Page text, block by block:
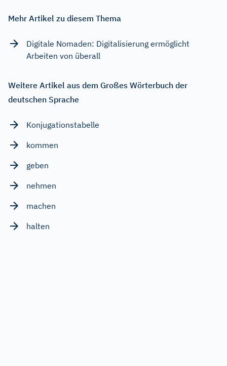
Mehr Artikel zu diesem Thema
Digitale Nomaden: Digitalisierung ermöglicht
Arbeiten von überall
Weitere Artikel aus dem Großes Wörterbuch der
deutschen Sprache
Konjugationstabelle
kommen
geben
nehmen
machen
halten